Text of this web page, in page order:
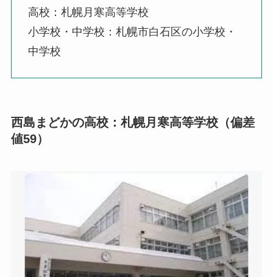
高校：札幌月寒高等学校
小学校・中学校：札幌市白石区の小学校・
中学校
西島まどかの高校：札幌月寒高等学校（偏差
値59）